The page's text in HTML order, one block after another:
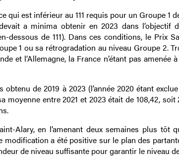
qui est inférieur au 111 requis pour un Groupe 1
a minima obtenir en 2023 dans l’objectif
dessous de 111). Dans ces conditions, le Prix
1 ou sa rétrogradation au niveau Groupe 2.
et l’Allemagne, la France n’étant pas amenée
de 2019 à 2023 (l’année 2020 étant
moyenne entre 2021 et 2023 était de 108,42,
Alary, en l’amenant deux semaines plus tôt
modification a été positive sur le plan des
de niveau suffisante pour garantir le niveau